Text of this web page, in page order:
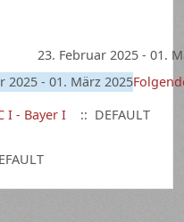
23. Februar 2025 - 01.
2025 - 01. März 2025
I - Bayer I
:: DEFAULT